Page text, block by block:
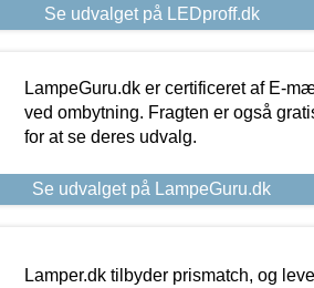
Se udvalget på LEDproff.dk
LampeGuru.dk er certificeret af E-
ved ombytning. Fragten er også
for at se deres udvalg.
Se udvalget på LampeGuru.dk
Lamper.dk tilbyder prismatch, og